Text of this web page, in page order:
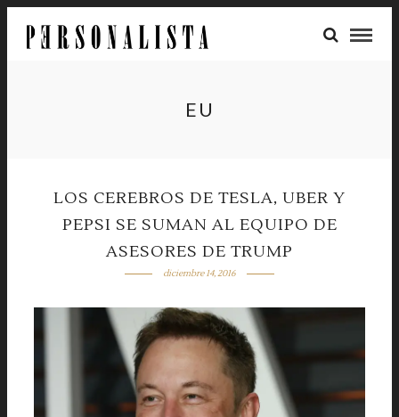
EU
LOS CEREBROS DE TESLA, UBER Y
PEPSI SE SUMAN AL EQUIPO DE
ASESORES DE TRUMP
diciembre 14, 2016